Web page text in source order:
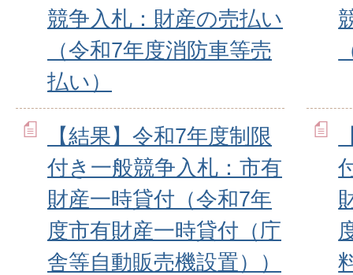
競争入札：財産の売払い
（令和7年度消防車等売
払い）
【結果】令和7年度制限
付き一般競争入札：市有
財産一時貸付（令和7年
度市有財産一時貸付（庁
舎等自動販売機設置））